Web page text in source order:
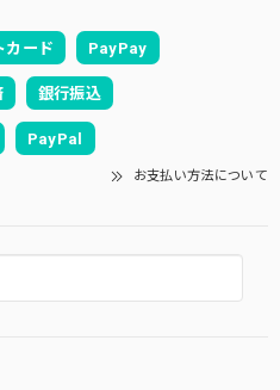
カード PayPay
銀行振込
PayPal
お支払い方法について